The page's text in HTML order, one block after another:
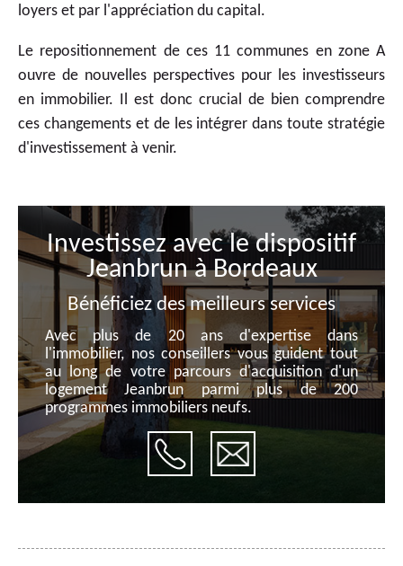
loyers et par l'appréciation du capital.
Le repositionnement de ces 11 communes en zone A
ouvre de nouvelles perspectives pour les investisseurs
en immobilier. Il est donc crucial de bien comprendre
ces changements et de les intégrer dans toute stratégie
d'investissement à venir.
Investissez avec le dispositif
Jeanbrun à Bordeaux
Bénéficiez des meilleurs services
Avec plus de 20 ans d'expertise dans
l'immobilier, nos conseillers vous guident tout
au long de votre parcours d'acquisition d'un
logement Jeanbrun parmi plus de 200
programmes immobiliers neufs.